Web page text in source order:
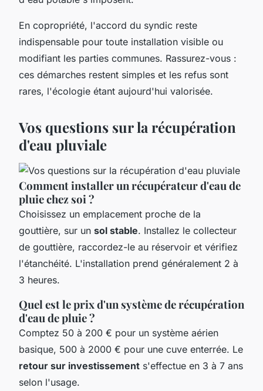
En copropriété, l'accord du syndic reste
indispensable pour toute installation visible ou
modifiant les parties communes. Rassurez-vous :
ces démarches restent simples et les refus sont
rares, l'écologie étant aujourd'hui valorisée.
Vos questions sur la récupération
d'eau pluviale
Comment installer un récupérateur d'eau de
pluie chez soi ?
Choisissez un emplacement proche de la
gouttière, sur un sol stable. Installez le collecteur
de gouttière, raccordez-le au réservoir et vérifiez
l'étanchéité. L'installation prend généralement 2 à
3 heures.
Quel est le prix d'un système de récupération
d'eau de pluie ?
Comptez 50 à 200 € pour un système aérien
basique, 500 à 2000 € pour une cuve enterrée. Le
retour sur investissement s'effectue en 3 à 7 ans
selon l'usage.